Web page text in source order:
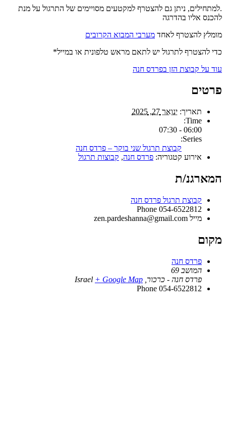
.למתחילים, ניתן גם להצטרף למקטעים מסויימים של התרגול על מנת
להכנס אליו בהדרגה
מומלץ להצטרף לאחד מערבי המבוא הקרובים
כדי להצטרף לתרגול יש לתאם מראש טלפונית או במייל*
עוד על קבוצת הזן בפרדס חנה
פרטים
תאריך: ינואר 27, 2025
Time:
06:00 - 07:30
Series:
קבוצת תרגול שני בוקר – פרדס חנה
אירוע קטגוריה: פרדס חנה, קבוצות תרגול
המארגנ/ת
קבוצת תרגול פרדס חנה
Phone 054-6522812
מייל zen.pardeshanna@gmail.com
מקום
פרדס חנה
המושב 69
פרדס חנה - כרכור
Israel + Google Map
Phone 054-6522812